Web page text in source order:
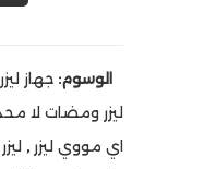
الوسوم: جهاز
ليزر ومضات لا
اي مووي ليزر ,